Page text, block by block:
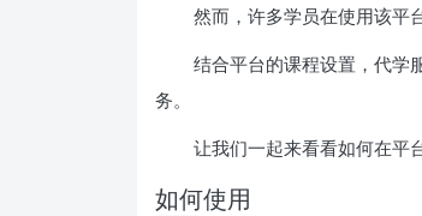
然而，许多学员在使用该平
结合平台的课程设置，代学
务。
让我们一起来看看如何在平
如何使用